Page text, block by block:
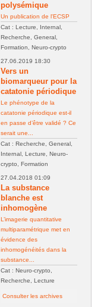
polysémique
Un publication de l'ECSP
Cat : Lecture, Internal,
Recherche, General,
Formation, Neuro-crypto
27.06.2019 18:30
Vers un
biomarqueur pour la
catatonie périodique
Le phénotype de la
catatonie périodique est-il
en passe d’être validé ? Ce
serait une...
Cat : Recherche, General,
Internal, Lecture, Neuro-
crypto, Formation
27.04.2018 01:09
La substance
blanche est
inhomogène
L’imagerie quantitative
multiparamétrique met en
évidence des
inhomogénéités dans la
substance...
Cat : Neuro-crypto,
Recherche, Lecture
Consulter les archives